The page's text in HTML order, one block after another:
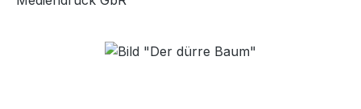
Bildergalerie überspringen